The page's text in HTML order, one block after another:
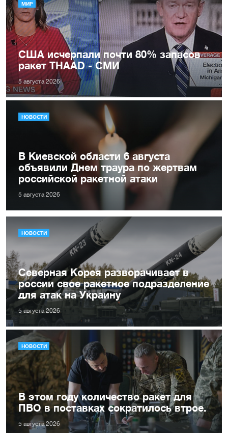
МИР
США исчерпали почти 80% запасов
ракет THAAD - СМИ
5 августа 2026
НОВОСТИ
В Киевской области 6 августа
объявили Днем траура по жертвам
российской ракетной атаки
5 августа 2026
НОВОСТИ
Северная Корея разворачивает в
россии свое ракетное подразделение
для атак на Украину
5 августа 2026
НОВОСТИ
В этом году количество ракет для
ПВО в поставках сократилось втрое.
5 августа 2026